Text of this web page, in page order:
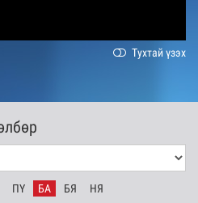
Тухтай үзэх
ПҮ БА БЯ НЯ